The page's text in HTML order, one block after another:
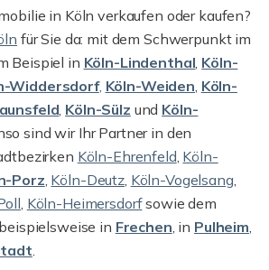
in Köln verkaufen oder kaufen?
für Sie da: mit dem Schwerpunkt im
Beispiel in Köln-Lindenthal Köln-
Widdersdorf, Köln-Weiden Köln-
Köln-Sülz und Köln-
sind wir Ihr Partner in den
Köln-Ehrenfeld Köln-
Porz Köln-Deutz Köln-Vogelsang
Köln-Heimersdorfsowie dem
in Frechen , in Pulheim